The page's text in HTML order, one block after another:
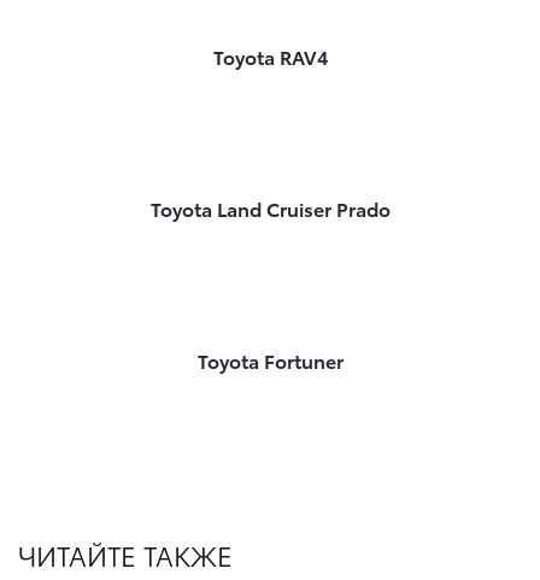
Toyota RAV4
Toyota Land Cruiser Prado
Toyota Fortuner
ЧИТАЙТЕ ТАКЖЕ